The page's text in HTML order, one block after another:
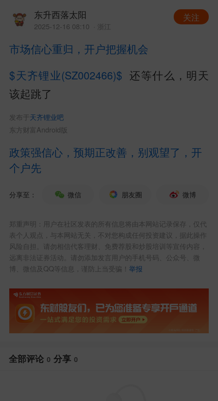
东升西落太阳
2025-12-16 08:10 · 浙江
关注
市场信心重归，开户把握机会
$天齐锂业(SZ002466)$ 还等什么，明天
该起跳了
发布于 天齐锂业吧
东方财富Android版
政策强信心，预期正改善，别观望了，开
个户先
分享至： 微信 朋友圈 微博
郑重声明：用户在社区发表的所有信息将由本网站记录保存，仅代
表个人观点，与本网站无关，不对您构成任何投资建议，据此操作
风险自担。请勿相信代客理财、免费荐股和炒股培训等宣传内容，
远离非法证券活动。请勿添加发言用户的手机号码、公众号、微
博、微信及QQ等信息，谨防上当受骗！举报
全部评论 0 分享 0